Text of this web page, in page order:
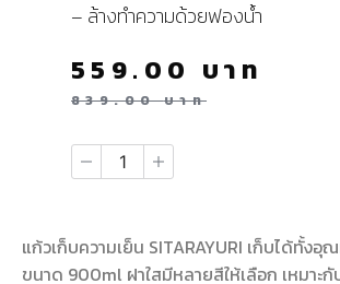
– ล้างทำความด้วยฟองน้ำ
839.00บาท
559.00 บาท
แก้วเก็บความเย็น SITARAYURI เก็บได้ทั้งอุ
ขนาด 900ml ฝาใสมีหลายสีให้เลือก เหมาะ